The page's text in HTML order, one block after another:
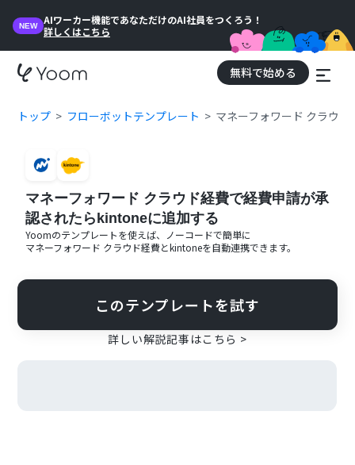
NEW
AIワーカー機能であなただけのAI社員をつくろう！
詳しくはこちら
無料で始める
トップ フローボットテンプレート マネーフォワード クラウ
マネーフォワード クラウド経費で経費申請が承
認されたらkintoneに追加する
Yoomのテンプレートを使えば、ノーコードで簡単に
マネーフォワード クラウド経費とkintoneを自動連携できます。
このテンプレートを試す
詳しい解説記事はこちら >